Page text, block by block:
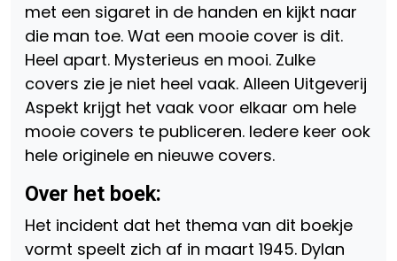
met een sigaret in de handen en kijkt naar
die man toe. Wat een mooie cover is dit.
Heel apart. Mysterieus en mooi. Zulke
covers zie je niet heel vaak. Alleen Uitgeverij
Aspekt krijgt het vaak voor elkaar om hele
mooie covers te publiceren. Iedere keer ook
hele originele en nieuwe covers.
Over het boek:
Het incident dat het thema van dit boekje
vormt speelt zich af in maart 1945. Dylan